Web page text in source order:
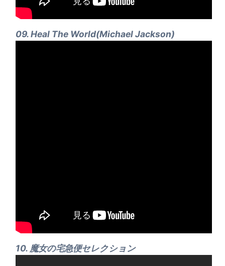
09. Heal The World(Michael Jackson)
10. 魔女の宅急便セレクション